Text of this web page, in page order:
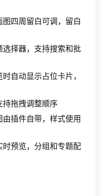
图四周留白可调，留白
选择器，支持搜索和批
自动显示占位卡片，
持拖拽调整顺序
由插件自带，样式使用
时预览，分组和专题配